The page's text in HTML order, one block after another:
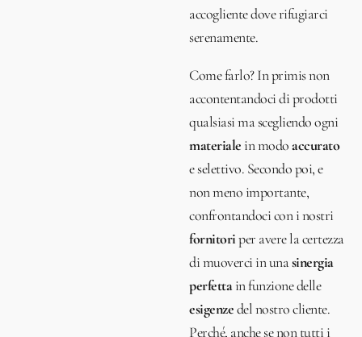
accogliente dove rifugiarci
serenamente.
Come farlo? In primis non
accontentandoci di prodotti
qualsiasi ma scegliendo ogni
materiale in modoaccurato
e selettivo. Secondo poi, e
non meno importante,
confrontandoci con i nostri
fornitoriper avere la certezza
di muoverci in unasinergia
perfettain funzione delle
esigenzedel nostro cliente.
Perché, anche se non tutti i